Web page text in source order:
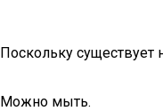
Поскольку существует
Можно мыть.